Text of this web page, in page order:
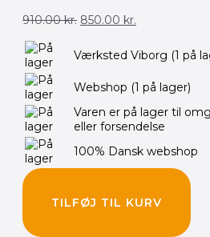
910.00kr. oprindelige
var:
850.00 kr.aktuelle
er:
850.00 kr..
Værksted Viborg (1 på
Webshop (1 på lager)
Varen er på lager til
eller forsendelse
100% Dansk webshop
TILFØJ TIL KURV